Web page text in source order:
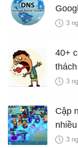
3
40+
lần3
Cập
3